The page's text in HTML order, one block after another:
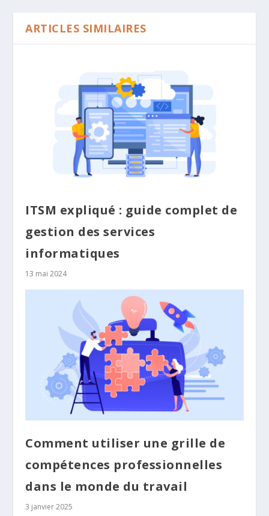
ARTICLES SIMILAIRES
ITSM expliqué : guide complet de
gestion des services
informatiques
13 mai 2024
Comment utiliser une grille de
compétences professionnelles
dans le monde du travail
3 janvier 2025